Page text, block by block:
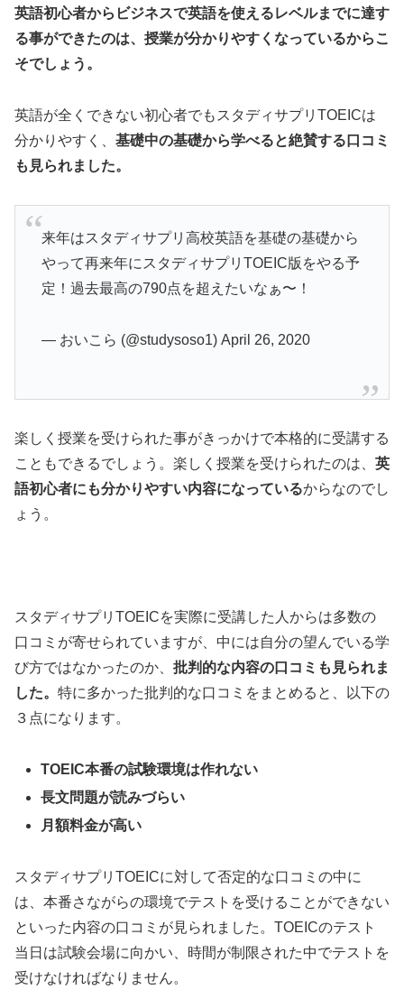
英語初心者からビジネスで英語を使えるレベルまでに達す
る事ができたのは、授業が分かりやすくなっているからこ
そでしょう。
英語が全くできない初心者でもスタディサプリTOEICは
分かりやすく、 基礎中の基礎から学べると絶賛する口コミ
も見られました。
来年はスタディサプリ高校英語を基礎の基礎から
やって再来年にスタディサプリTOEIC版をやる予
定！過去最高の790点を超えたいなぁ〜！
— おいこら (@studysoso1) April 26, 2020
楽しく授業を受けられた事がきっかけで本格的に受講する
こともできるでしょう。楽しく授業を受けられたのは、 英
語初心者にも分かりやすい内容になっているからなのでし
ょう。
スタディサプリTOEICを実際に受講した人からは多数の
口コミが寄せられていますが、中には自分の望んでいる学
び方ではなかったのか、 批判的な内容の口コミも見られま
した。 特に多かった批判的な口コミをまとめると、以下の
３点になります。
TOEIC本番の試験環境は作れない
長文問題が読みづらい
月額料金が高い
スタディサプリTOEICに対して否定的な口コミの中に
は、本番さながらの環境でテストを受けることができない
といった内容の口コミが見られました。TOEICのテスト
当日は試験会場に向かい、時間が制限された中でテストを
受けなければなりません。